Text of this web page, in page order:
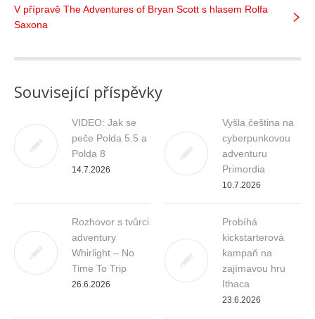
V přípravě The Adventures of Bryan Scott s hlasem Rolfa
Saxona
Související příspěvky
VIDEO: Jak se
peče Polda 5.5 a
Polda 8
14.7.2026
Vyšla čeština na
cyberpunkovou
adventuru
Primordia
10.7.2026
Rozhovor s tvůrci
adventury
Whirlight – No
Time To Trip
26.6.2026
Probíhá
kickstarterová
kampaň na
zajímavou hru
Ithaca
23.6.2026